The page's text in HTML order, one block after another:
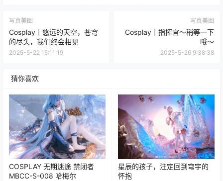
写真美图
Cosplay｜悠远的天空，苍穹
的尽头，我们终会相见
2025-5-22 15:11:19
写真美图
Cosplay｜指挥官～稍等一下
哦～
2025-5-26 9:38:38
猜你喜欢
COSPLAY 无期迷途 禁闭者
MBCC-S-008 哈梅尔
星辰的孩子，注定回到穹宇的
怀抱